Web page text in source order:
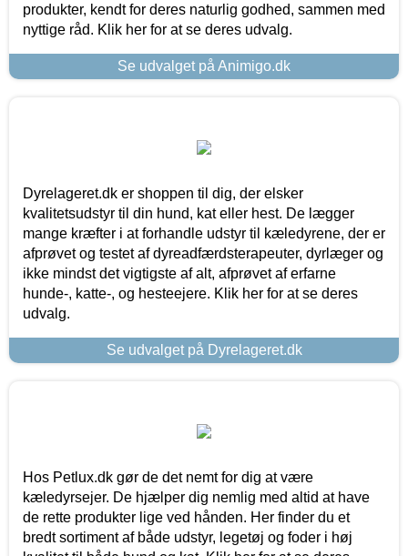
produkter, kendt for deres naturlig godhed, sammen med
nyttige råd. Klik her for at se deres udvalg.
Se udvalget på Animigo.dk
Dyrelageret.dk er shoppen til dig, der elsker
kvalitetsudstyr til din hund, kat eller hest. De lægger
mange kræfter i at forhandle udstyr til kæledyrene, der er
afprøvet og testet af dyreadfærdsterapeuter, dyrlæger og
ikke mindst det vigtigste af alt, afprøvet af erfarne
hunde-, katte-, og hesteejere. Klik her for at se deres
udvalg.
Se udvalget på Dyrelageret.dk
Hos Petlux.dk gør de det nemt for dig at være
kæledyrsejer. De hjælper dig nemlig med altid at have
de rette produkter lige ved hånden. Her finder du et
bredt sortiment af både udstyr, legetøj og foder i høj